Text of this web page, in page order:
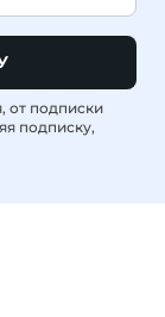
от подписки
подписку,